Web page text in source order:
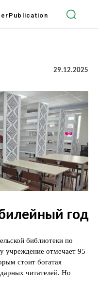
Publication
29.12.2025
год
библиотеки по
учреждение отмечает 95
стоит богатая
читателей. Но